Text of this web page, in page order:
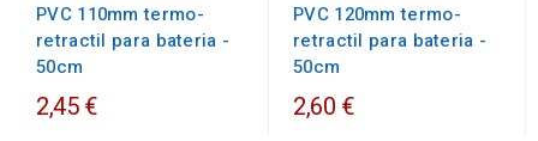
PVC 110mm termo-
retractil para bateria -
50cm
2,45 €
PVC 120mm termo-
retractil para bateria -
50cm
2,60 €